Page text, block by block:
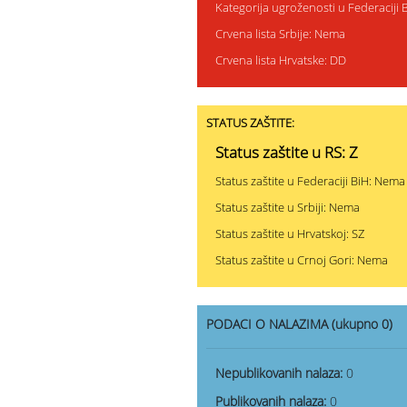
Kategorija ugroženosti u Federaciji
Crvena lista Srbije: Nema
Crvena lista Hrvatske: DD
STATUS ZAŠTITE:
Status zaštite u RS: Z
Status zaštite u Federaciji BiH: Nema
Status zaštite u Srbiji: Nema
Status zaštite u Hrvatskoj: SZ
Status zaštite u Crnoj Gori: Nema
PODACI O NALAZIMA (ukupno 0)
Nepublikovanih nalaza: 0
Publikovanih nalaza: 0